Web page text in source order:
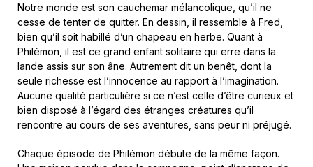
Notre monde est son cauchemar mélancolique, qu’il ne
cesse de tenter de quitter. En dessin, il ressemble à Fred,
bien qu’il soit habillé d’un chapeau en herbe. Quant à
Philémon, il est ce grand enfant solitaire qui erre dans la
lande assis sur son âne. Autrement dit un benêt, dont la
seule richesse est l’innocence au rapport à l’imagination.
Aucune qualité particulière si ce n’est celle d’être curieux et
bien disposé à l’égard des étranges créatures qu’il
rencontre au cours de ses aventures, sans peur ni préjugé.
Chaque épisode de Philémon débute de la même façon.